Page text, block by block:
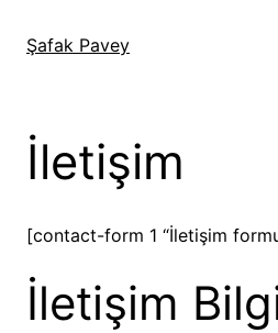
geçŞafak Pavey
İletişim
[contact-form 1 “İletişim
İletişim